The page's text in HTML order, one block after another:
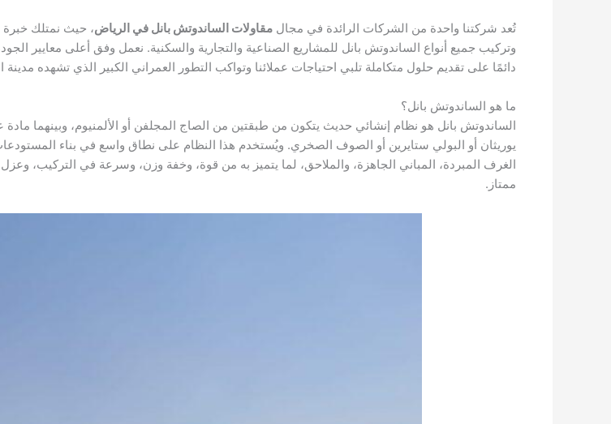
تُعد شركتنا واحدة من الشركات الرائدة في مجال مقاولات الساندوتش بانل في الرياض، حيث نمتلك خبرة
وتركيب جميع أنواع الساندوتش بانل للمشاريع الصناعية والتجارية والسكنية. نعمل وفق أعلى معايير
دائمًا على تقديم حلول متكاملة تلبي احتياجات عملائنا وتواكب التطور العمراني الكبير الذي تشهده مدينة
ما هو الساندوتش بانل؟
الساندوتش بانل هو نظام إنشائي حديث يتكون من طبقتين من الصاج المجلفن أو الألمنيوم، وبينهما مادة
يوريثان أو البولي ستايرين أو الصوف الصخري. ويُستخدم هذا النظام على نطاق واسع في بناء
الغرف المبردة، المباني الجاهزة، والملاحق، لما يتميز به من قوة، وخفة وزن، وسرعة في التركيب،
ممتاز.